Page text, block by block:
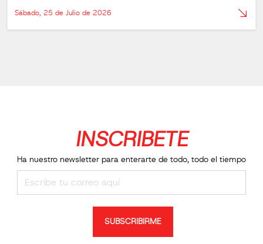
Sábado, 25 de Julio de 2026
INSCRIBETE
Ha nuestro newsletter para enterarte de todo, todo el tiempo
SUBSCRIBIRME